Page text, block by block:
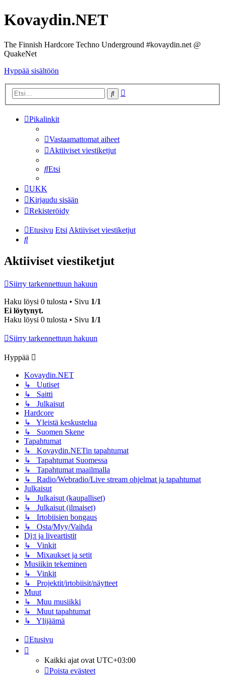
Kovaydin.NET
The Finnish Hardcore Techno Underground #kovaydin.net @
QuakeNet
Hyppää sisältöön
Etsi
Pikalinkit
Vastaamattomat aiheet
Aktiiviset viestiketjut
Etsi
UKK
Kirjaudu sisään
Rekisteröidy
Etusivu EtsiAktiiviset viestiketjut
Etsi
Aktiiviset viestiketjut
Siirry tarkennettuun hakuun
Haku löysi 0 tulosta • Sivu 1/1
Ei löytynyt.
Haku löysi 0 tulosta • Sivu 1/1
Siirry tarkennettuun hakuun
Hyppää
Kovaydin.NET
↳ Uutiset
↳ Saitti
↳ Julkaisut
Hardcore
↳ Yleistä keskustelua
↳ Suomen Skene
Tapahtumat
↳ Kovaydin.NETin tapahtumat
↳ Tapahtumat Suomessa
↳ Tapahtumat maailmalla
↳ Radio/Webradio/Live stream ohjelmat ja tapahtumat
Julkaisut
↳ Julkaisut (kaupalliset)
↳ Julkaisut (ilmaiset)
↳ Irtobiisien bongaus
↳ Osta/Myy/Vaihda
Dj:t ja liveartistit
↳ Vinkit
↳ Mixaukset ja setit
Musiikin tekeminen
↳ Vinkit
↳ Projektit/irtobiisit/näytteet
Muut
↳ Muu musiikki
↳ Muut tapahtumat
↳ Ylijäämä
Etusivu
Kaikki ajat ovat UTC+03:00
Poista evästeet